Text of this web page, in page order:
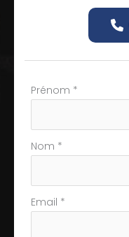
Formulaire
téléphone
Prénom *
Nom *
Email *